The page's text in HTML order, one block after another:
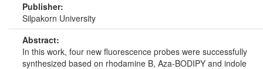
Publisher:
Silpakorn University
Abstract:
In this work, four new fluorescence probes were successfully
synthesized based on rhodamine B, Aza-BODIPY and indole